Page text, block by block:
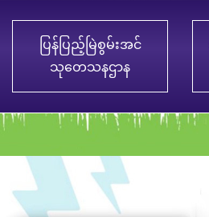
ပြန်ပြည့်မြဲစွမ်းအင်
သုတေသနဌာန